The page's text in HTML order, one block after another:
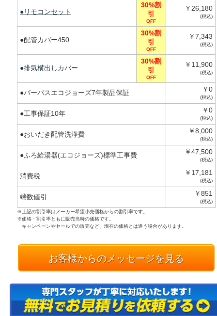
●リモコンセット
30%割
引
OFF
￥26,180
(税込)
●配管カバー450
30%割
引
OFF
￥7,343
(税込)
●排気横出しカバー
30%割
引
OFF
￥11,900
(税込)
●パーパスエコジョーズ7年製品保証 ￥0
(税込)
●工事保証10年 ￥0
(税込)
●おいだき配管洗浄費 ￥8,000
(税込)
●ふろ給湯器(エコジョーズ)標準工事費 ￥47,500
(税込)
消費税 ￥17,181
(税込)
端数値引 ￥851
(税込)
※上記の割引率はメーカー希望小売価格からの割引率です。
※価格・割引率ともに販売当時の価格です。
キャンペーンやセールでの販売など、現在の価格とは違う場合があります。
お客様からのメッセージを見る